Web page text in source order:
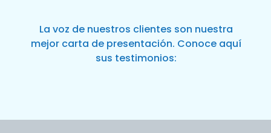
La voz de nuestros clientes son nuestra
mejor carta de presentación. Conoce aquí
sus testimonios: